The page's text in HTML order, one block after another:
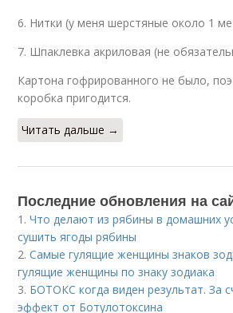
6. Нитки (у меня шерстяные около 1
7. Шпаклевка акриловая (не
Картона гофрированного не было,
коробка пригодится.
Читать дальше →
Последние обновления на
1.Что делают из рябины в домашних
сушить ягоды рябины
2.Самые гулящие женщины знаков
гулящие женщины по знаку зодиака
3. БОТОКС когда виден результат. За
эффект от Ботулотоксина